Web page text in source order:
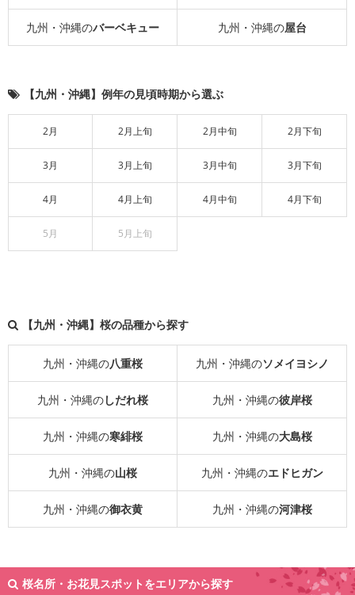
九州・沖縄のバーベキュー 九州・沖縄の屋台
【九州・沖縄】例年の見頃時期から選ぶ
2月 2月上旬 2月中旬 2月下旬
3月 3月上旬 3月中旬 3月下旬
4月 4月上旬 4月中旬 4月下旬
5月 5月上旬
【九州・沖縄】桜の品種から探す
九州・沖縄の八重桜 九州・沖縄のソメイヨシノ
九州・沖縄のしだれ桜 九州・沖縄の彼岸桜
九州・沖縄の寒緋桜 九州・沖縄の大島桜
九州・沖縄の山桜 九州・沖縄のエドヒガン
九州・沖縄の御衣黄 九州・沖縄の河津桜
桜名所・お花見スポットをエリアから探す